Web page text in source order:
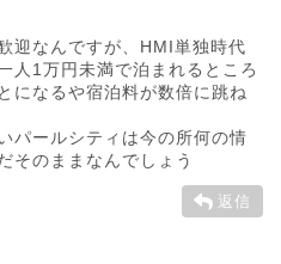
迎なんですが、HMI単独時代
人1万円未満で泊まれるところ
になるや宿泊料が数倍に跳ね
パールシティは今の所何の情
そのままなんでしょう
返信